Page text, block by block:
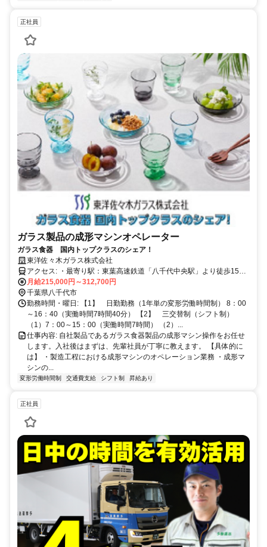
正社員
ガラス製品の成形マシンオペレーター
ガラス食器 国内トップクラスのシェア！
東洋佐々木ガラス株式会社
アクセス: ・最寄り駅：東葉高速鉄道「八千代中央駅」より徒歩15分
・車、自転車通勤可
月給215,000円～312,700円
千葉県八千代市
勤務時間・曜日: 【1】 日勤勤務（1年単の変形労働時間制） 8：00
～16：40（実働時間7時間40分） 【2】 三交替制（シフト制）
（1）7：00～15：00（実働時間7時間） （2）...
仕事内容: 自社製品であるガラス食器製品の成形マシン操作をお任せ
します。入社後はまずは、先輩社員が丁寧に教えます。 【具体的に
は】 ・製造工程における成形マシンのオペレーション業務 ・成形マ
シンの...
変形労働時間制 交通費支給 シフト制 昇給あり
正社員